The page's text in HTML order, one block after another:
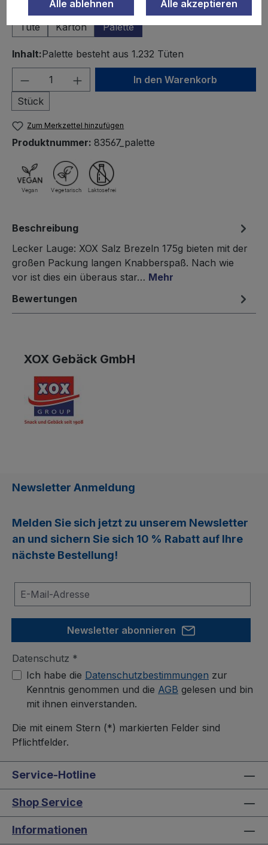
auswählen
Tüte
Karton Palette
Inhalt:Palette besteht aus 1.232 Tüten
Produkt Anzahl: Gib den
Stück
In den Warenkorb
Zum Merkzettel hinzufügen
Produktnummer: 83567_palette
Beschreibung
Lecker Lauge: XOX Salz Brezeln 175g bieten mit der
großen Packung langen Knabberspaß. Nach wie
vor ist dies ein überaus star… Mehr
Bewertungen
XOX Gebäck GmbH
Newsletter Anmeldung
Melden Sie sich jetzt zu unserem Newsletter
an und sichern Sie sich 10 % Rabatt auf Ihre
nächste Bestellung!
Newsletter abonnieren
Datenschutz *
Ich habe die Datenschutzbestimmungen zur
Kenntnis genommen und die AGB gelesen und bin
mit ihnen einverstanden.
Die mit einem Stern (*) markierten Felder sind
Pflichtfelder.
Service-Hotline
Shop Service
Informationen
Alle ablehnen Alle akzeptieren